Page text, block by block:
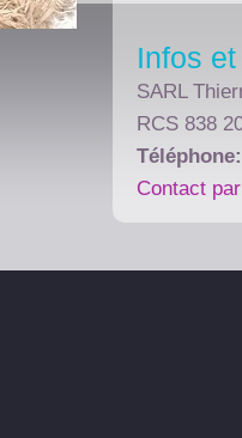
Infos
SARL
RCS 838
Contact